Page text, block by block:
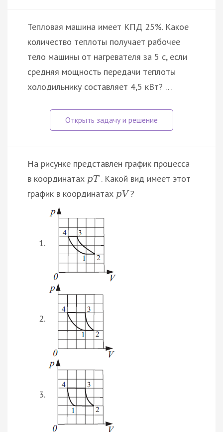
Тепловая машина имеет КПД 25%. Какое
количество теплоты получает рабочее
тело машины от нагревателя за 5 с, если
средняя мощность передачи теплоты
холодильнику составляет 4,5 кВт? …
На рисунке представлен график процесса
в координатах pT . Какой вид имеет этот
график в координатах pV?